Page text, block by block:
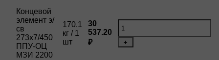
Концевой
элемент э/
св
273х7/450
ППУ-ОЦ
МЗИ 2200
170.1
кг / 1
шт
30
537.20
₽
+